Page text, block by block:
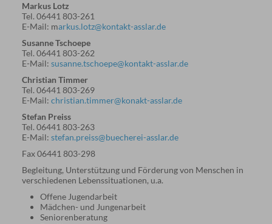
Markus Lotz
Tel. 06441 803-261
E-Mail: markus.lotz@kontakt-asslar.de
Susanne Tschoepe
Tel. 06441 803-262
E-Mail: susanne.tschoepe@kontakt-asslar.de
Christian Timmer
Tel. 06441 803-269
E-Mail: christian.timmer@konakt-asslar.de
Stefan Preiss
Tel. 06441 803-263
E-Mail: stefan.preiss@buecherei-asslar.de
Fax 06441 803-298
Begleitung, Unterstützung und Förderung von Menschen in
verschiedenen Lebenssituationen, u.a.
Offene Jugendarbeit
Mädchen- und Jungenarbeit
Seniorenberatung